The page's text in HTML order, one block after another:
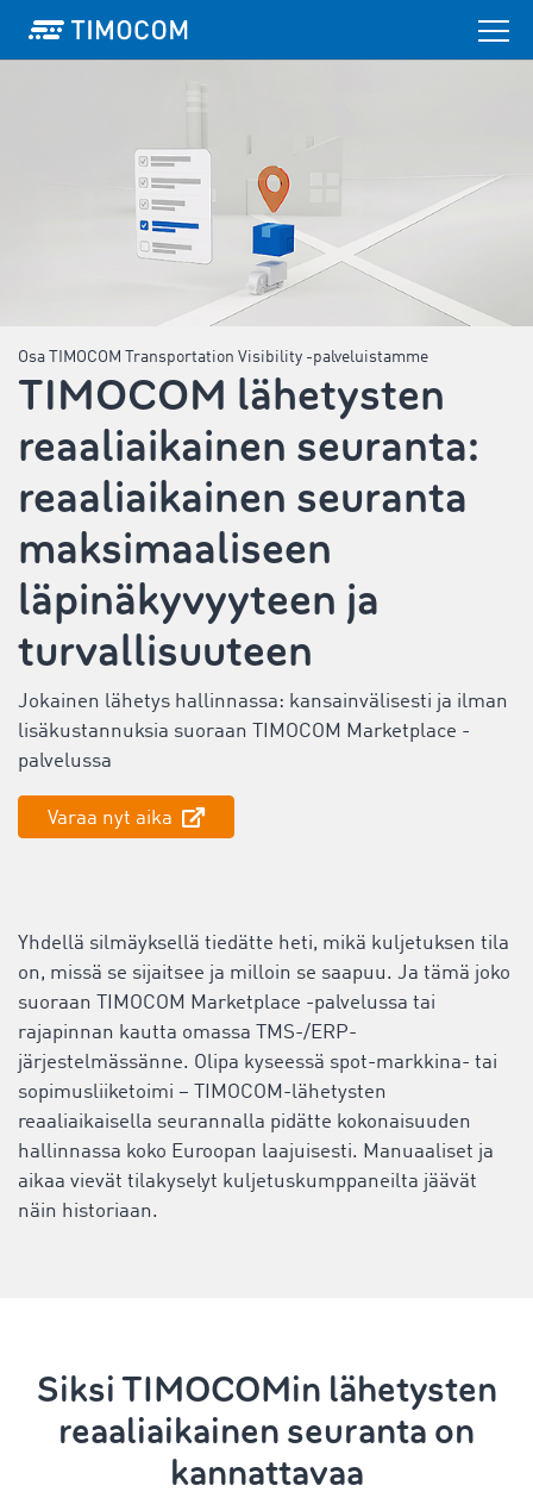
Osa TIMOCOM Transportation Visibility -palveluistamme
TIMOCOM lähetysten
reaaliaikainen seuranta:
reaaliaikainen seuranta
maksimaaliseen
läpinäkyvyyteen ja
turvallisuuteen
Jokainen lähetys hallinnassa: kansainvälisesti ja ilman
lisäkustannuksia suoraan TIMOCOM Marketplace -
palvelussa
Varaa nyt aika
Yhdellä silmäyksellä tiedätte heti, mikä kuljetuksen tila
on, missä se sijaitsee ja milloin se saapuu. Ja tämä joko
suoraan TIMOCOM Marketplace -palvelussa tai
rajapinnan kautta omassa TMS-/ERP-
järjestelmässänne. Olipa kyseessä spot-markkina- tai
sopimusliiketoimi – TIMOCOM-lähetysten
reaaliaikaisella seurannalla pidätte kokonaisuuden
hallinnassa koko Euroopan laajuisesti. Manuaaliset ja
aikaa vievät tilakyselyt kuljetuskumppaneilta jäävät
näin historiaan.
Siksi TIMOCOMin lähetysten
reaaliaikainen seuranta on
kannattavaa